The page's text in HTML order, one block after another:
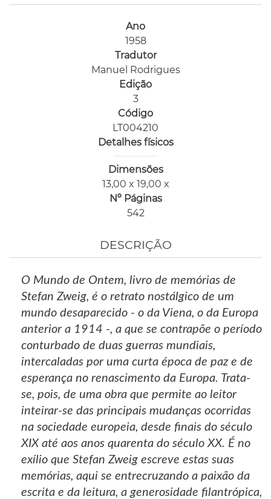
Ano
1958
Tradutor
Manuel Rodrigues
Edição
3
Código
LT004210
Detalhes físicos
Dimensões
13,00 x 19,00 x
Nº Páginas
542
DESCRIÇÃO
O Mundo de Ontem, livro de memórias de
Stefan Zweig, é o retrato nostálgico de um
mundo desaparecido - o da Viena, o da Europa
anterior a 1914 -, a que se contrapõe o período
conturbado de duas guerras mundiais,
intercaladas por uma curta época de paz e de
esperança no renascimento da Europa. Trata-
se, pois, de uma obra que permite ao leitor
inteirar-se das principais mudanças ocorridas
na sociedade europeia, desde finais do século
XIX até aos anos quarenta do século XX. É no
exílio que Stefan Zweig escreve estas suas
memórias, aqui se entrecruzando a paixão da
escrita e da leitura, a generosidade filantrópica,